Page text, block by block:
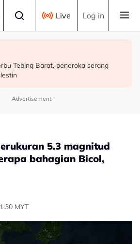
Live Log in
kontena bawa muatan ke Israel
- PM Anwar
disyaki bawa dagangan untuk
Tebing Barat, peneroka serang
Advertisement
5.3 magnitud
bahagian Bicol,
MYT